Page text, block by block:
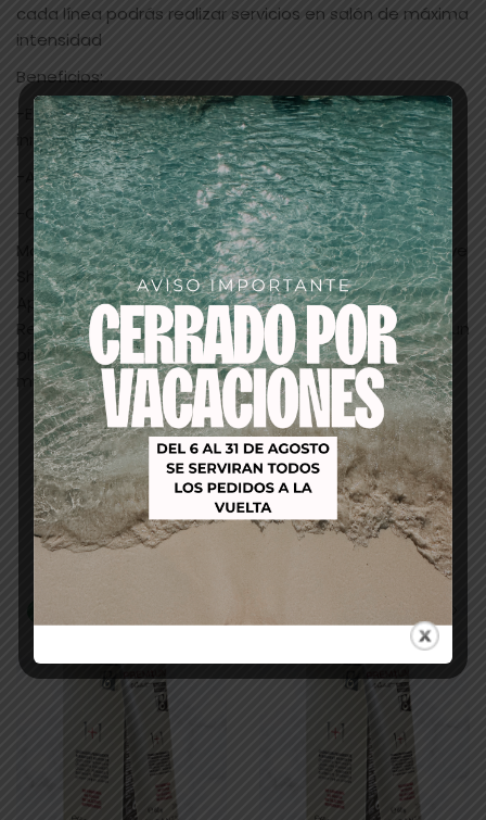
cada línea podrás realizar servicios en salón de máxima
intensidad
Beneficios:
-Efecto suavizante y antiencrespamiento profundo e
inmediato de la fibra capilar.
-Alisa la cutícula.
-Cabello brillante con puntas selladas
Modo de empleo: Mezclar conjuntamente con Intensive
Shot en proporción 1:1 hasta obtener una emulsión.
Aplicar sobre cabello lavado y secado con toalla.
Repartir uniformemente el producto con la ayuda de un
pincel, efectuando un suave masaje. Dejar actuar 10
minutos. Aclarar con abundante agua
Productos relacionados